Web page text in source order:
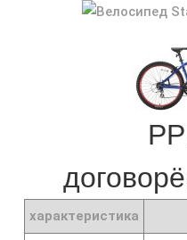
характеристика